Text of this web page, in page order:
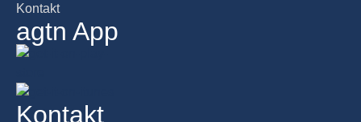
Kontakt
agtn App
Kontakt